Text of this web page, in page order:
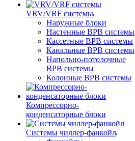
VRV/VRF системы
Наружные блоки
Настенные ВРВ системы
Кассетные ВРВ системы
Канальные ВРВ системы
Напольно-потолочные
ВРВ системы
Колонные ВРВ системы
Компрессорно-
конденсаторные блоки
Системы чиллер-фанкойл